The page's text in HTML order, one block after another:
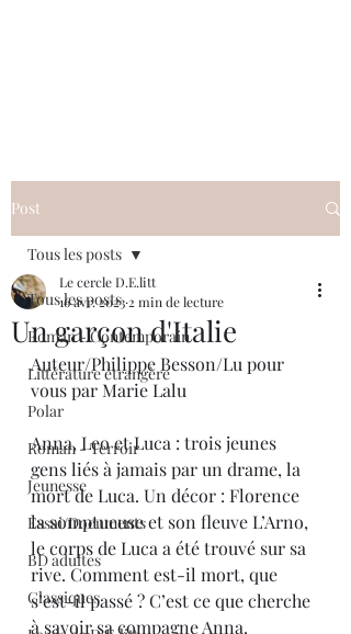
Post
Tous les posts
Roman - Contemporain
Littérature étrangère
Polar
Roman - Terroir
Jeunesse
Essai/Documents
BD adultes
Classiques
Tous les posts
Un garçon d'Italie
Le cercle D.E.litt
16 avr. 2023 2 min de lecture
Auteur/Philippe Besson/Lu pour
vous par Marie Lalu
Anna, Leo et Luca : trois jeunes
gens liés à jamais par un drame, la
mort de Luca. Un décor : Florence
la somptueuse et son fleuve L’Arno,
le corps de Luca a été trouvé sur sa
rive. Comment est-il mort, que
s’est-il passé ? C’est ce que cherche
à savoir sa compagne Anna.